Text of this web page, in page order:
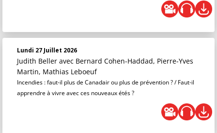
Lundi 27 Juillet 2026
Judith Beller avec Bernard Cohen-Haddad, Pierre-Yves
Martin, Mathias Leboeuf
Incendies : faut-il plus de Canadair ou plus de prévention ? / Faut-il
apprendre à vivre avec ces nouveaux étés ?